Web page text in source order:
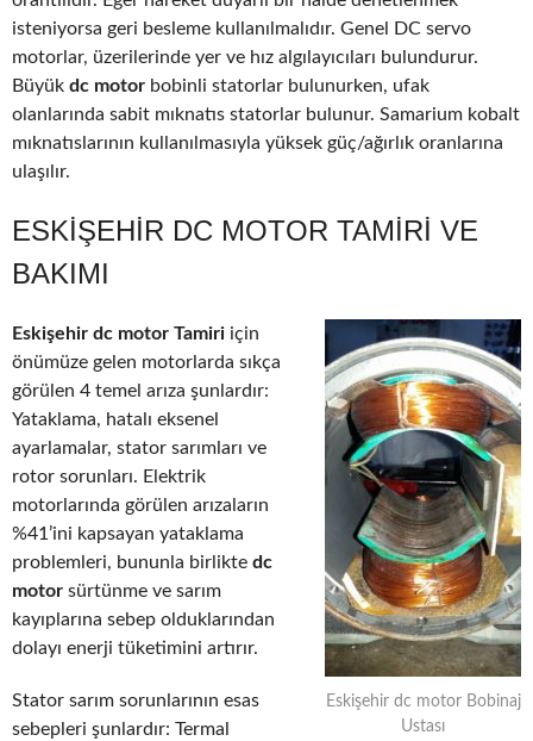
isteniyorsa geri besleme kullanılmalıdır. Genel DC servo
motorlar, üzerilerinde yer ve hız algılayıcıları bulundurur.
Büyük dc motor bobinli statorlar bulunurken, ufak
olanlarında sabit mıknatıs statorlar bulunur. Samarium kobalt
mıknatıslarının kullanılmasıyla yüksek güç/ağırlık oranlarına
ulaşılır.
ESKIŞEHIR DC MOTOR TAMIRI VE
BAKIMI
Eskişehir dc motor Bobinaj
Ustası
Eskişehir dc motor Tamiri için
önümüze gelen motorlarda sıkça
görülen 4 temel arıza şunlardır:
Yataklama, hatalı eksenel
ayarlamalar, stator sarımları ve
rotor sorunları. Elektrik
motorlarında görülen arızaların
%41’ini kapsayan yataklama
problemleri, bununla birlikte dc
motor sürtünme ve sarım
kayıplarına sebep olduklarından
dolayı enerji tüketimini artırır.
Stator sarım sorunlarının esas
sebepleri şunlardır: Termal